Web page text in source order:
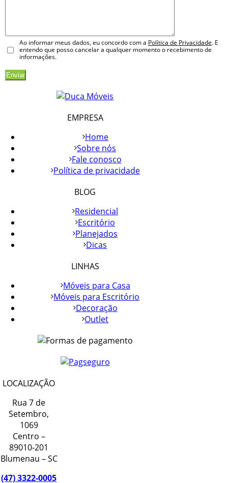
Ao informar meus dados, eu concordo com a Política de Privacidade. E
entendo que posso cancelar a qualquer momento o recebimento de
informações.
EMPRESA
Home
Sobre nós
Fale conosco
Política de privacidade
BLOG
Residencial
Escritório
Planejados
Dicas
LINHAS
Móveis para Casa
Móveis para Escritório
Decoração
Outlet
LOCALIZAÇÃO
Rua 7 de
Setembro,
1069
Centro –
89010-201
Blumenau – SC
(47) 3322-0005